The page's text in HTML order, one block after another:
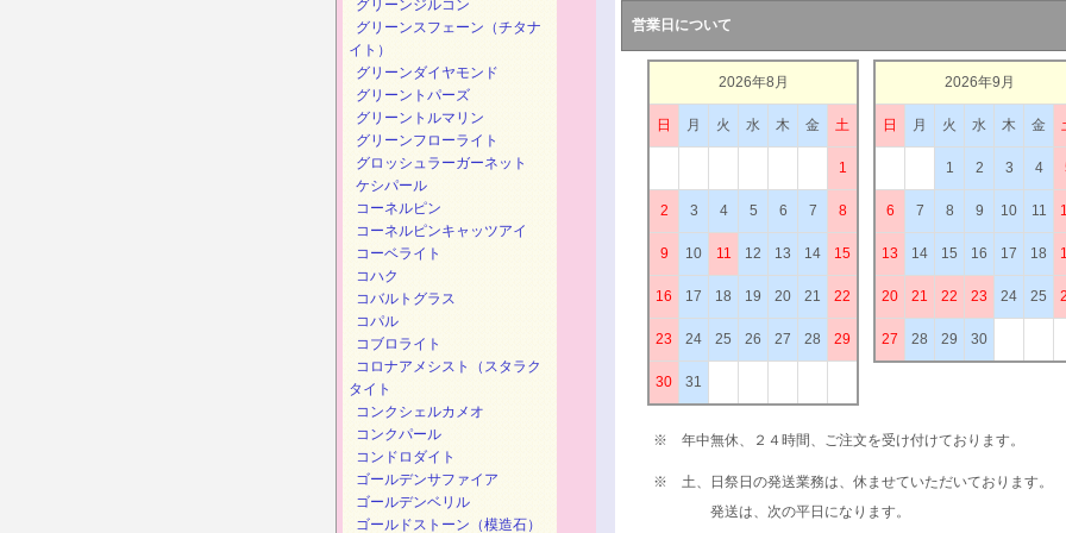
営業日について
2026年8月
日 月 火 水 木 金 土
1
2 3 4 5 6 7 8
9 10 11 12 13 14 15
16 17 18 19 20 21 22
23 24 25 26 27 28 29
30 31
2026年9月
日 月 火 水 木 金
1 2 3 4
6 7 8 9 10 11
13 14 15 16 17 18
20 21 22 23 24 25
27 28 29 30
※ 年中無休、２４時間、ご注文を受け付けております。
※ 土、日祭日の発送業務は、休ませていただいております。
発送は、次の平日になります。
グリーンジルコン
グリーンスフェーン（チタナ
イト）
グリーンダイヤモンド
グリーントパーズ
グリーントルマリン
グリーンフローライト
グロッシュラーガーネット
ケシパール
コーネルピン
コーネルピンキャッツアイ
コーベライト
コハク
コバルトグラス
コパル
コブロライト
コロナアメシスト（スタラク
タイト
コンクシェルカメオ
コンクパール
コンドロダイト
ゴールデンサファイア
ゴールデンベリル
ゴールドストーン（模造石）